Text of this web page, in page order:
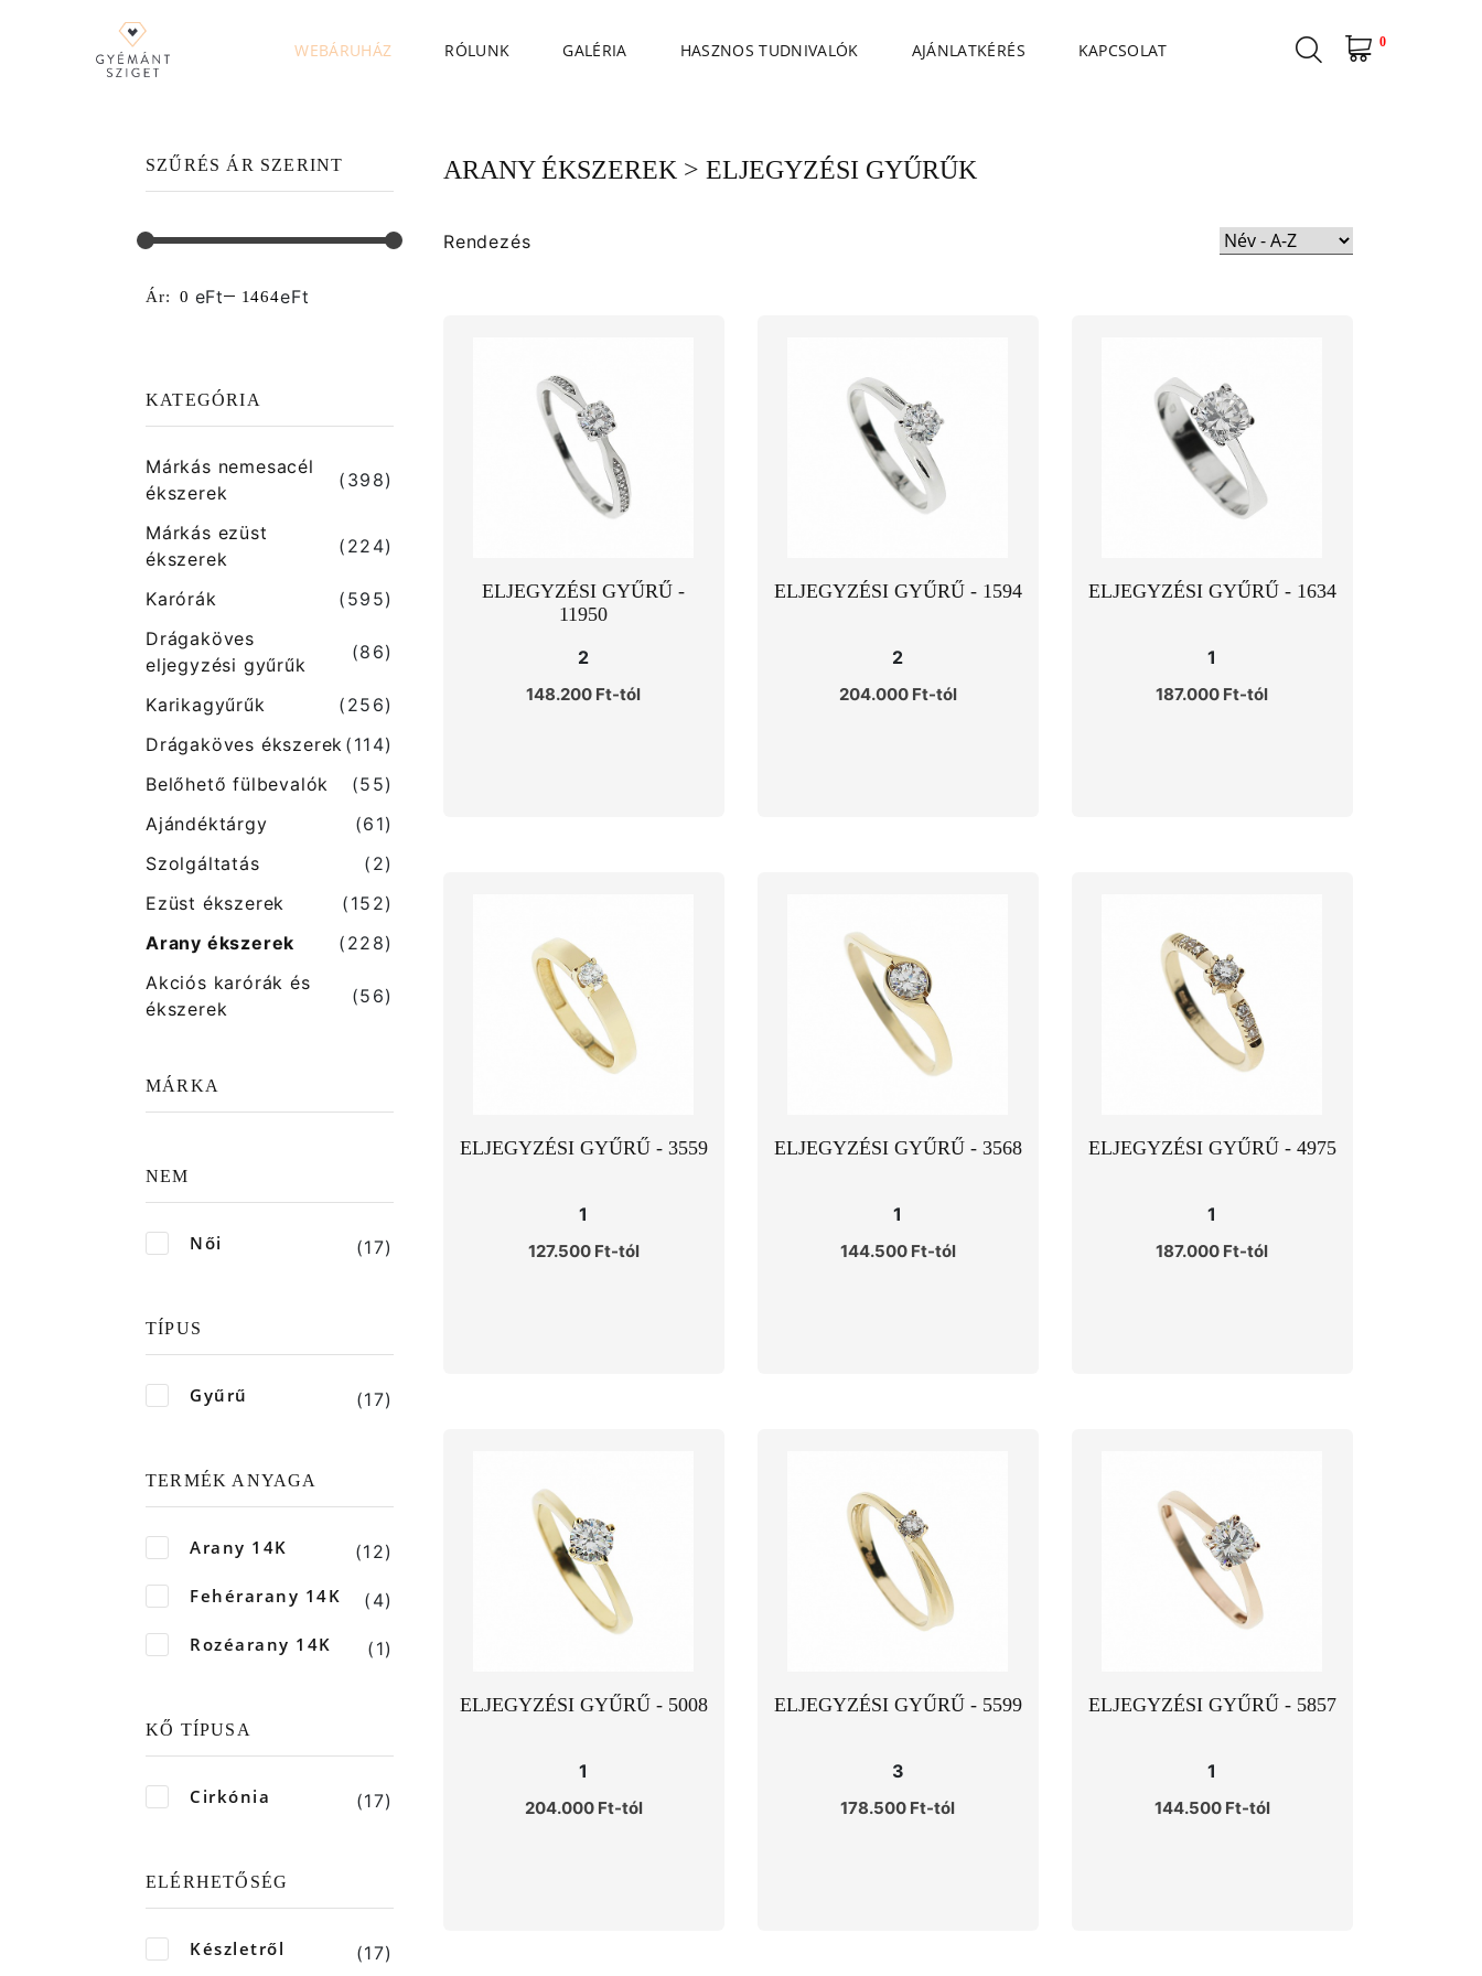
WEBÁRUHÁZ RÓLUNK GALÉRIA HASZNOS TUDNIVALÓK AJÁNLATKÉRÉS KAPCSOLAT 0
SZŰRÉS ÁR SZERINT
Ár: eFt eFt
KATEGÓRIA
Márkás nemesacél
ékszerek
(398)
Márkás ezüst
ékszerek
(224)
Karórák
(595)
Drágaköves
eljegyzési gyűrűk
(86)
Karikagyűrűk
(256)
Drágaköves ékszerek (114)
Belőhető fülbevalók
(55)
Ajándéktárgy
(61)
Szolgáltatás
(2)
Ezüst ékszerek
(152)
Arany ékszerek
(228)
Akciós karórák és
ékszerek
(56)
MÁRKA
NEM
Női (17)
TÍPUS
Gyűrű (17)
TERMÉK ANYAGA
Arany 14K
(12)
Fehérarany 14K
(4)
Rozéarany 14K
(1)
KŐ TÍPUSA
Cirkónia (17)
ELÉRHETŐSÉG
Készletről (17)
ARANY ÉKSZEREK > ELJEGYZÉSI GYŰRŰK
Rendezés
ELJEGYZÉSI GYŰRŰ -
11950
2
148.200 Ft-tól
ELJEGYZÉSI GYŰRŰ - 1594
2
204.000 Ft-tól
ELJEGYZÉSI GYŰRŰ - 1634
1
187.000 Ft-tól
ELJEGYZÉSI GYŰRŰ - 3559
1
127.500 Ft-tól
ELJEGYZÉSI GYŰRŰ - 3568
1
144.500 Ft-tól
ELJEGYZÉSI GYŰRŰ - 4975
1
187.000 Ft-tól
ELJEGYZÉSI GYŰRŰ - 5008
1
204.000 Ft-tól
ELJEGYZÉSI GYŰRŰ - 5599
3
178.500 Ft-tól
ELJEGYZÉSI GYŰRŰ - 5857
1
144.500 Ft-tól